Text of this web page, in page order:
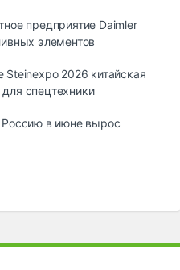
предприятие Daimler
элементов
2026 китайская
спецтехники
Россию в июне вырос